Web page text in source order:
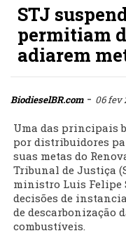
STJ
permitiam
adiarem
BiodieselBR.com- 06 fev
Uma das principais
por distribuidores
suas metas do
Tribunal de Justiça
ministro Luis Felipe
decisões de
de descarbonização
combustíveis.